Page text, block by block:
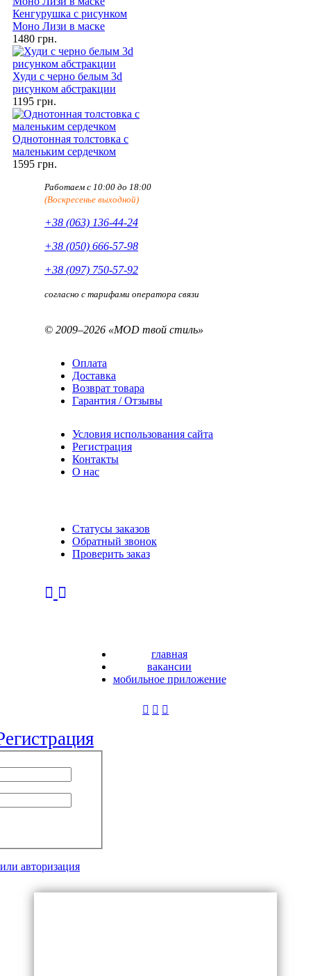
Кенгурушка с рисунком
Моно Лизи в маске
1480 грн.
Худи с черно белым 3d
рисунком абстракции
1195 грн.
Однотонная толстовка с
маленьким сердечком
1595 грн.
Работаем с 10:00 до 18:00
(Воскресенье выходной)
+38 (063) 136-44-24
+38 (050) 666-57-98
+38 (097) 750-57-92
согласно с тарифами оператора связи
© 2009–2026 «MOD твой стиль»
Оплата
Доставка
Возврат товара
Гарантия / Отзывы
Условия использования сайта
Регистрация
Контакты
О нас
Статусы заказов
Обратный звонок
Проверить заказ
главная
вакансии
мобильное приложение
авторизация